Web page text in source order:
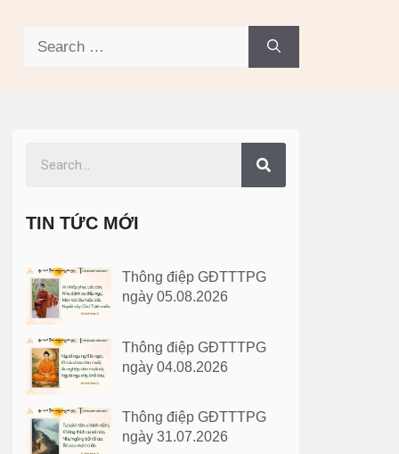
TIN TỨC MỚI
Thông điệp GĐTTTPG
ngày 05.08.2026
Thông điệp GĐTTTPG
ngày 04.08.2026
Thông điệp GĐTTTPG
ngày 31.07.2026